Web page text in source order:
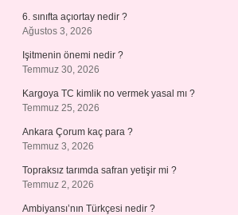
6. sınıfta açıortay nedir ?
Ağustos 3, 2026
Işitmenin önemi nedir ?
Temmuz 30, 2026
Kargoya TC kimlik no vermek yasal mı ?
Temmuz 25, 2026
Ankara Çorum kaç para ?
Temmuz 3, 2026
Topraksız tarımda safran yetişir mi ?
Temmuz 2, 2026
Ambiyansı’nın Türkçesi nedir ?